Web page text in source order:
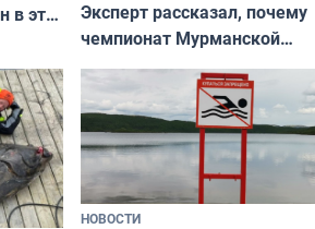
в эти
Эксперт рассказал, почему
чемпионат Мурманской
области по футболу остался
незамеченным
НОВОСТИ